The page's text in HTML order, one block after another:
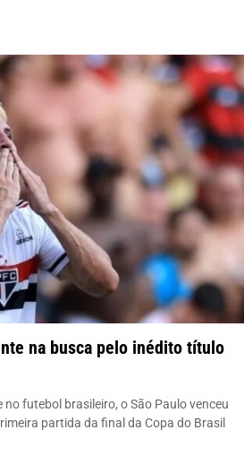
na busca pelo inédito título
no futebol brasileiro, o São Paulo venceu
partida da final da Copa do Brasil